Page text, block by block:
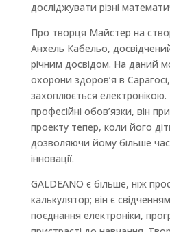
досліджувати різні
Про творця Майстер на
Анхель Кабельо,
річним досвідом. На даний
охорони здоров’я в
захоплюється
професійні обов’язки, він
проекту тепер, коли його
дозволяючи йому більше
інновації.
GALDEANO є більше, ніж
калькулятор; він є
поєднання електроніки,